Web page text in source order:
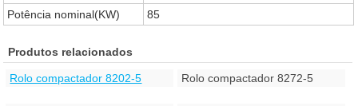
Potência nominal(KW)
85
Produtos relacionados
Rolo compactador 8202-5 Rolo compactador 8272-5